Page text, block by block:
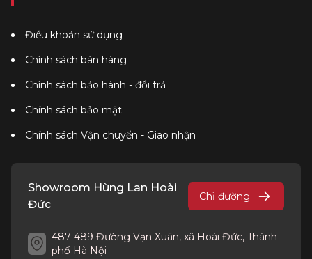
Điều khoản sử dụng
Chính sách bán hàng
Chính sách bảo hành - đổi trả
Chính sách bảo mật
Chính sách Vận chuyển - Giao nhận
Showroom Hùng Lan Hoài
Đức
Chỉ đường
487-489 Đường Vạn Xuân, xã Hoài Đức, Thành
phố Hà Nội